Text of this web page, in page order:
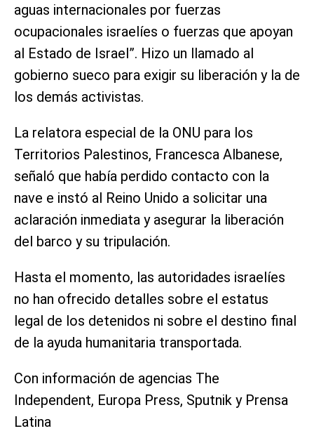
aguas internacionales por fuerzas
ocupacionales israelíes o fuerzas que apoyan
al Estado de Israel”. Hizo un llamado al
gobierno sueco para exigir su liberación y la de
los demás activistas.
La relatora especial de la ONU para los
Territorios Palestinos, Francesca Albanese,
señaló que había perdido contacto con la
nave e instó al Reino Unido a solicitar una
aclaración inmediata y asegurar la liberación
del barco y su tripulación.
Hasta el momento, las autoridades israelíes
no han ofrecido detalles sobre el estatus
legal de los detenidos ni sobre el destino final
de la ayuda humanitaria transportada.
Con información de agencias The
Independent, Europa Press, Sputnik y Prensa
Latina